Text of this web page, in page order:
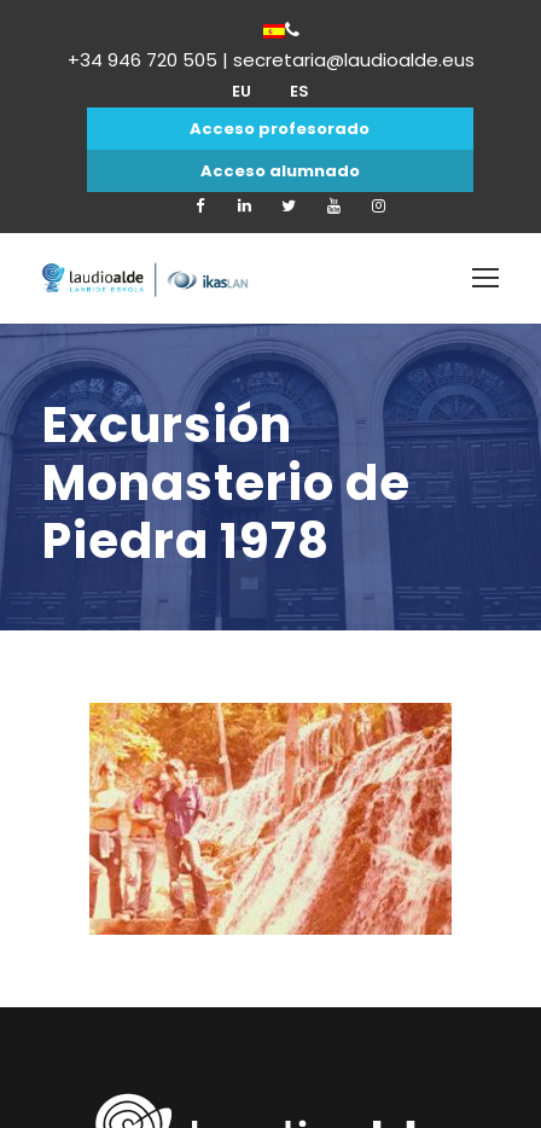
+34 946 720 505 | secretaria@laudioalde.eus
EU
ES
Acceso profesorado
Acceso alumnado
Excursión
Monasterio de
Piedra 1978